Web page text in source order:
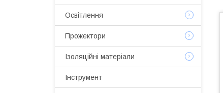
Освітлення
Прожектори
Ізоляційні матеріали
Інструмент